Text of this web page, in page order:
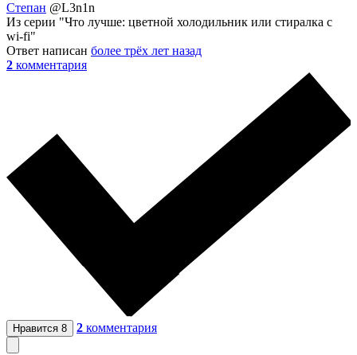
Степан @L3n1n
Из серии "Что лучше: цветной холодильник или стиралка с
wi-fi"
Ответ написан более трёх лет назад
2 комментария
Нравится 8 2 комментария